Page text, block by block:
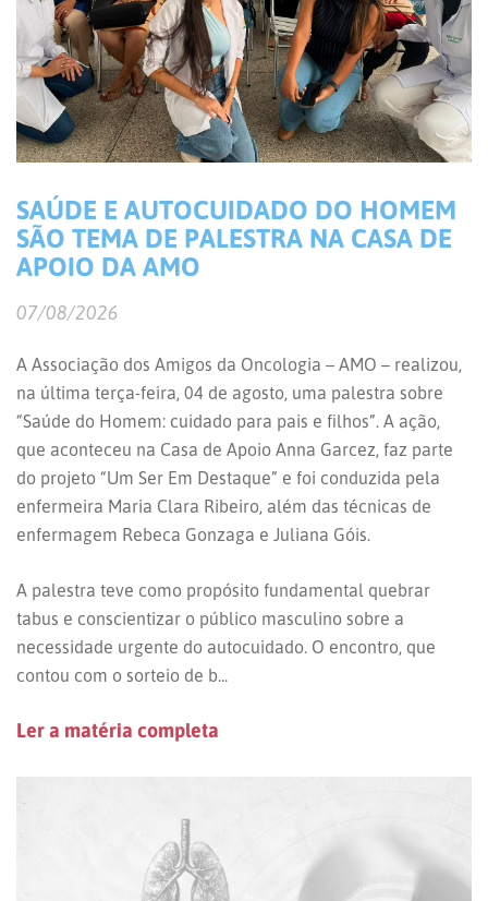
SAÚDE E AUTOCUIDADO DO HOMEM
SÃO TEMA DE PALESTRA NA CASA DE
APOIO DA AMO
07/08/2026
A Associação dos Amigos da Oncologia – AMO – realizou,
na última terça-feira, 04 de agosto, uma palestra sobre
“Saúde do Homem: cuidado para pais e filhos”. A ação,
que aconteceu na Casa de Apoio Anna Garcez, faz parte
do projeto “Um Ser Em Destaque” e foi conduzida pela
enfermeira Maria Clara Ribeiro, além das técnicas de
enfermagem Rebeca Gonzaga e Juliana Góis.
A palestra teve como propósito fundamental quebrar
tabus e conscientizar o público masculino sobre a
necessidade urgente do autocuidado. O encontro, que
contou com o sorteio de b...
Ler a matéria completa